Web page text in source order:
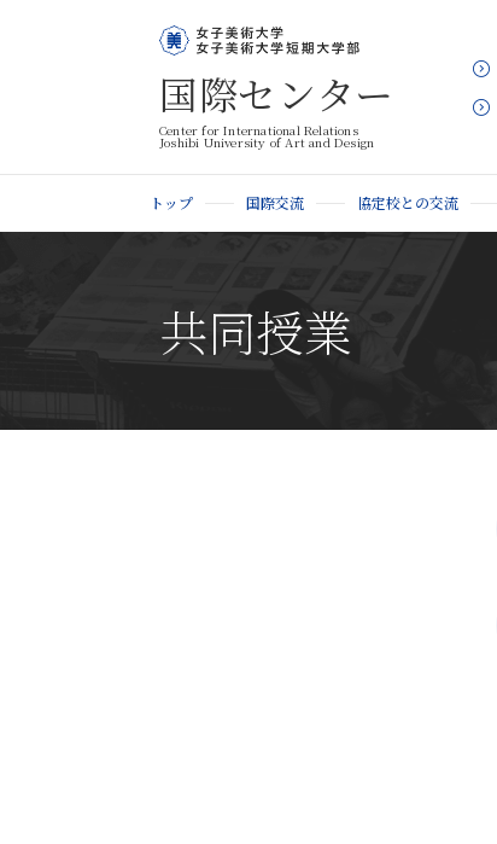
国際センター
Center for International Relations
Joshibi University of Art and Design
トップ 国際交流 協定校との交流
共同授業